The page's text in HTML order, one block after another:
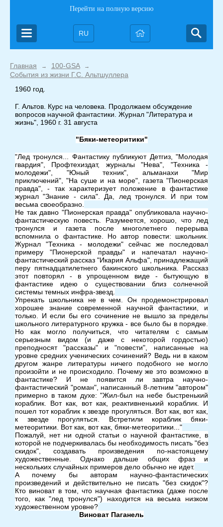
Перейти на полную версию
RU
Главная → 100-GSA →
События из жизни Г.С. Альтшуллера
1960 год.
Г. Альтов. Курс на человека. Продолжаем обсуждение
вопросов научной фантастики. Журнал "Литература и
жизнь", 1960 г. 31 августа
"Бяки-метеоритики"
"Лед тронулся... Фантастику публикуют Детгиз, "Молодая
гвардия", Профтехиздат, журналы "Нева", "Техника -
молодежи", "Юный техник", альманахи "Мир
приключений", "На суше и на море", газета "Пионерская
правда", - так характеризует положение в фантастике
журнал "Знание - сила". Да, лед тронулся. И при том
весьма своеобразно.
Не так давно "Пионерская правда" опубликовала научно-
фантастическую повесть. Разумеется, хорошо, что лед
тронулся и газета после многолетнего перерыва
вспомнила о фантастике. Но автор повести: школьник.
Журнал "Техника - молодежи" сейчас же последовал
примеру "Пионерской правды" и напечатал научно-
фантастический рассказ "Икария Альфа", принадлежащий
перу пятнадцатилетнего бакинского школьника. Рассказ
этот повторял - в упрощенном виде - бытующую в
фантастике идею о существовании близ солнечной
системы темных инфра-звезд.
Упрекать школьника не в чем. Он продемонстрировал
хорошее знание современной научной фантастики, и
только. И если бы его сочинение не вышло за пределы
школьного литературного кружка - все было бы в порядке.
Но как могло получиться, что читателям с самым
серьезным видом (и даже с некоторой гордостью)
преподносят "рассказы" и "повести", написанные на
уровне средних ученических сочинений? Ведь ни в каком
другом жанре литературы ничего подобного не могло
произойти и не происходило. Почему же это возможно в
фантастике? И не появится ли завтра научно-
фантастический "роман", написанный 8-летним "автором"
примерно в таком духе: "Жил-был на небе быстренький
кораблик. Вот как, вот как, реактивненький кораблик. И
пошел тот кораблик к звезде прогуляться. Вот как, вот как,
к звезде прогуляться. Встретили кораблик бяки-
метеоритики. Вот как, вот как, бяки-метеоритики..."
Пожалуй, нет ни одной статьи о научной фантастике, в
которой не подчеркивалась бы необходимость писать "без
скидок", создавать произведения по-настоящему
художественные. Однако дальше общих фраз и
нескольких случайных примеров дело обычно не идет.
А почему бы авторам научно-фантастических
произведений и действительно не писать "без скидок"?
Кто виноват в том, что научная фантастика (даже после
того, как "лед тронулся") находится на весьма низком
художественном уровне?
Виноват Паганель